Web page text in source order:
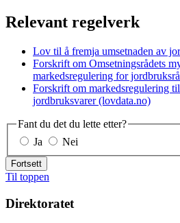
Relevant regelverk
Lov til å fremja umsetnaden av
Forskrift om Omsetningsrådets
markedsregulering for
Forskrift om markedsregulering
jordbruksvarer (lovdata.no)
Fant du det du lette etter?
Ja
Nei
Fortsett
Til toppen
Direktoratet